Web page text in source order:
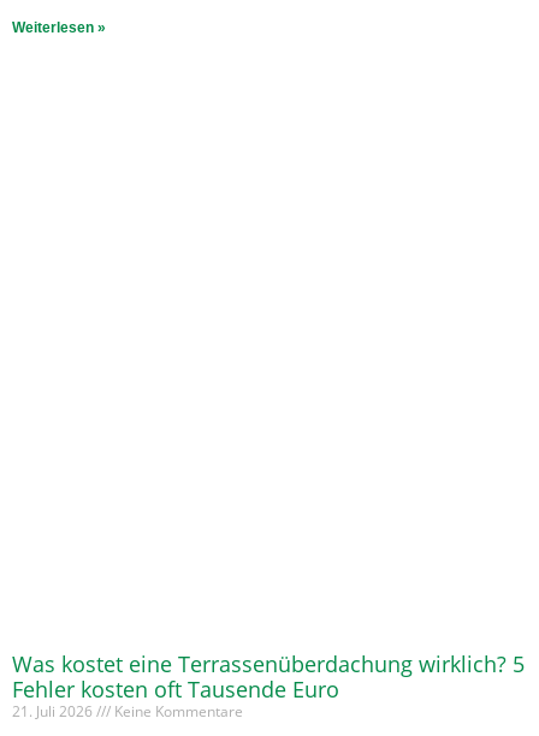
Weiterlesen »
Was kostet eine Terrassenüberdachung wirklich? 5
Fehler kosten oft Tausende Euro
21. Juli 2026 Keine Kommentare